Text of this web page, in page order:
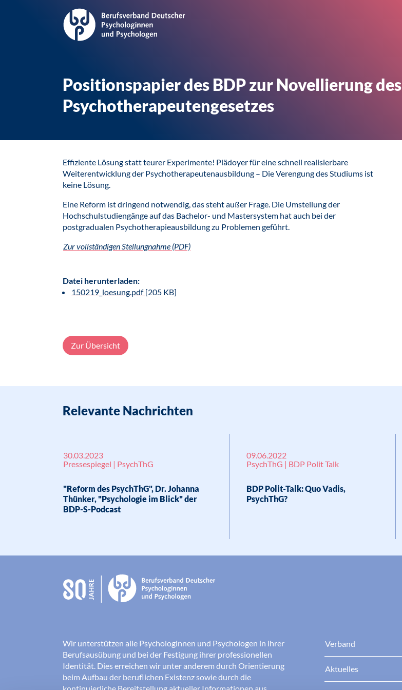
Positionspapier des BDP zur Novellierung des
Psychotherapeutengesetzes
Effiziente Lösung statt teurer Experimente! Plädoyer für eine schnell realisierbare
Weiterentwicklung der Psychotherapeutenausbildung – Die Verengung des Studiums ist
keine Lösung.
Eine Reform ist dringend notwendig, das steht außer Frage. Die Umstellung der
Hochschulstudiengänge auf das Bachelor- und Mastersystem hat auch bei der
postgradualen Psychotherapieausbildung zu Problemen geführt.
Zur vollständigen Stellungnahme (PDF)
Datei herunterladen:
150219_loesung.pdf [205 KB]
Zur Übersicht
Relevante Nachrichten
30.03.2023
Pressespiegel | PsychThG
"Reform des PsychThG", Dr. Johanna
Thünker, "Psychologie im Blick" der
BDP-S-Podcast
09.06.2022
PsychThG | BDP Polit Talk
BDP Polit-Talk: Quo Vadis,
PsychThG?
Wir unterstützen alle Psychologinnen und Psychologen in ihrer
Berufsausübung und bei der Festigung ihrer professionellen
Identität. Dies erreichen wir unter anderem durch Orientierung
beim Aufbau der beruflichen Existenz sowie durch die
Verband
Aktuelles